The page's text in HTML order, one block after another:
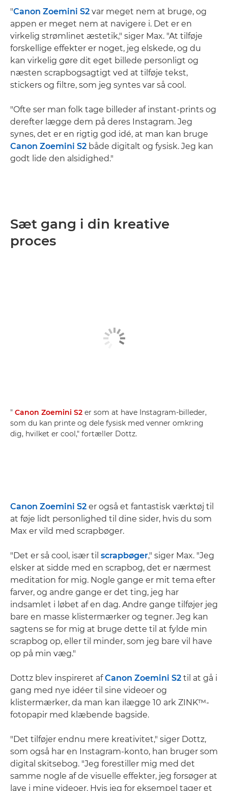
"Canon Zoemini S2 var meget nem at bruge, og
appen er meget nem at navigere i. Det er en
virkelig strømlinet æstetik," siger Max. "At tilføje
forskellige effekter er noget, jeg elskede, og du
kan virkelig gøre dit eget billede personligt og
næsten scrapbogsagtigt ved at tilføje tekst,
stickers og filtre, som jeg syntes var så cool.
"Ofte ser man folk tage billeder af instant-prints og
derefter lægge dem på deres Instagram. Jeg
synes, det er en rigtig god idé, at man kan bruge
Canon Zoemini S2 både digitalt og fysisk. Jeg kan
godt lide den alsidighed."
Sæt gang i din kreative
proces
" Canon Zoemini S2 er som at have Instagram-billeder,
som du kan printe og dele fysisk med venner omkring
dig, hvilket er cool," fortæller Dottz.
Canon Zoemini S2 er også et fantastisk værktøj til
at føje lidt personlighed til dine sider, hvis du som
Max er vild med scrapbøger.
"Det er så cool, især til scrapbøger," siger Max. "Jeg
elsker at sidde med en scrapbog, det er nærmest
meditation for mig. Nogle gange er mit tema efter
farver, og andre gange er det ting, jeg har
indsamlet i løbet af en dag. Andre gange tilføjer jeg
bare en masse klistermærker og tegner. Jeg kan
sagtens se for mig at bruge dette til at fylde min
scrapbog op, eller til minder, som jeg bare vil have
op på min væg."
Dottz blev inspireret afCanon Zoemini S2 til at gå i
gang med nye idéer til sine videoer og
klistermærker, da man kan ilægge 10 ark ZINK™-
fotopapir med klæbende bagside.
"Det tilføjer endnu mere kreativitet," siger Dottz,
som også har en Instagram-konto, han bruger som
digital skitsebog. "Jeg forestiller mig med det
samme nogle af de visuelle effekter, jeg forsøger at
lave i mine videoer. Hvis jeg for eksempel tager et